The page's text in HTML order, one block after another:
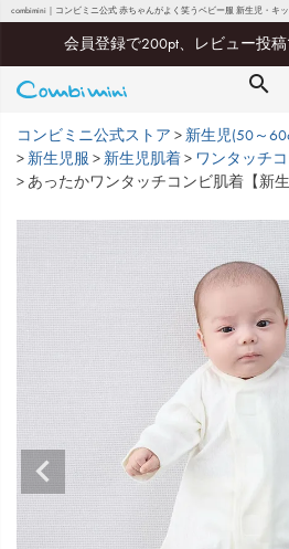
combimini｜コンビミニ公式 赤ちゃんがよく笑うベビー服 新生児・キ
会員登録で200pt、レビュー投稿
コンビミニ公式ストア
新生児(50～
新生児服
新生児肌着
ワンタッチ
あったかワンタッチコンビ肌着【新生